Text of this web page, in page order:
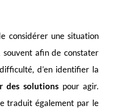
considérer une situation
souvent afin de constater
d’en identifier la
des solutionspour agir.
traduit également par le